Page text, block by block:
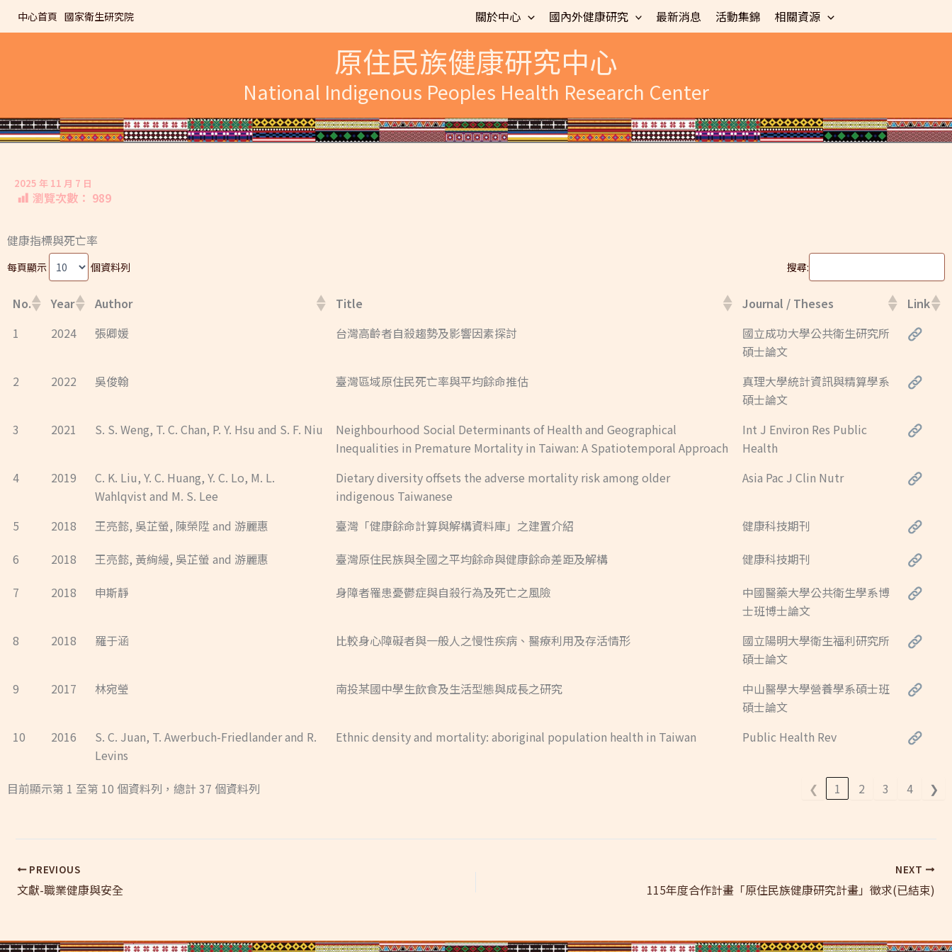
中心首頁 國家衛生研究院 關於中心 國內外健康研究 最新消息 活動集錦 相關資源
原住民族健康研究中心
National Indigenous Peoples Health Research Center
2025 年 11 月 7 日
瀏覽次數： 989
健康指標與死亡率
每頁顯示 個資料列 搜尋:
No. Year Author Title Journal / Theses
Link
1
2024 張卿媛 台灣高齡者自殺趨勢及影響因素探討
國立成功大學公共衛生研究所
碩士論文
2
2022 吳俊翰 臺灣區域原住民死亡率與平均餘命推估
真理大學統計資訊與精算學系
碩士論文
3
2021 S. S. Weng, T. C. Chan, P. Y. Hsu and S. F. Niu
Neighbourhood Social Determinants of Health and Geographical
Inequalities in Premature Mortality in Taiwan: A Spatiotemporal Approach
Int J Environ Res Public
Health
4
2019
C. K. Liu, Y. C. Huang, Y. C. Lo, M. L.
Wahlqvist and M. S. Lee
Dietary diversity offsets the adverse mortality risk among older
indigenous Taiwanese
Asia Pac J Clin Nutr
5 2018 王亮懿, 吳芷螢, 陳榮陞 and 游麗惠 臺灣「健康餘命計算與解構資料庫」之建置介紹
健康科技期刊
6
2018 王亮懿, 黃絢縵, 吳芷螢 and 游麗惠 臺灣原住民族與全國之平均餘命與健康餘命差距及解構
健康科技期刊
7
2018 申斯靜 身障者罹患憂鬱症與自殺行為及死亡之風險
中國醫藥大學公共衛生學系博
士班博士論文
8
2018 羅于涵 比較身心障礙者與一般人之慢性疾病、醫療利用及存活情形
國立陽明大學衛生福利研究所
碩士論文
9
2017 林宛瑩 南投某國中學生飲食及生活型態與成長之研究
中山醫學大學營養學系碩士班
碩士論文
10
2016
S. C. Juan, T. Awerbuch-Friedlander and R.
Levins
Ethnic density and mortality: aboriginal population health in Taiwan Public Health Rev
目前顯示第 1 至第 10 個資料列，總計 37 個資料列 ❮ 1 2 3 4 ❯
PREVIOUS
文獻-職業健康與安全
NEXT
115年度合作計畫「原住民族健康研究計畫」徵求(已結束)